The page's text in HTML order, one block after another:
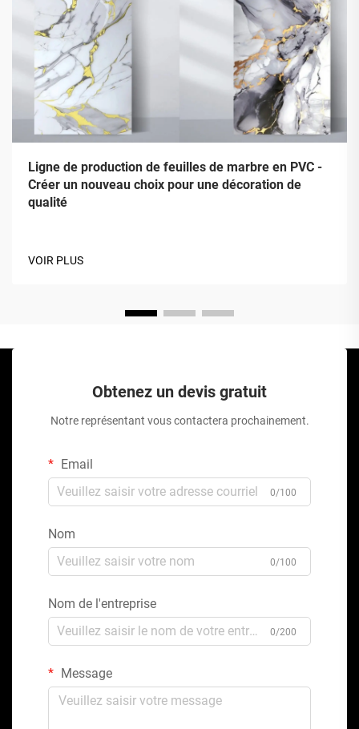
Ligne de production de feuilles de marbre en PVC -
Créer un nouveau choix pour une décoration de
qualité
VOIR PLUS
Obtenez un devis gratuit
Notre représentant vous contactera prochainement.
Email
0/100
Nom
0/100
Nom de l'entreprise
0/200
Message